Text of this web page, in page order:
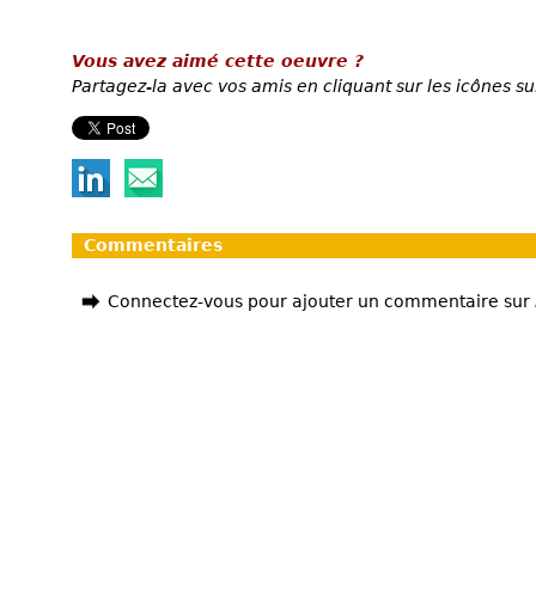
Vous avez aimé cette oeuvre ?
Partagez-la avec vos amis en cliquant sur les icônes
Commentaires
Connectez-vous pour ajouter un commentaire sur